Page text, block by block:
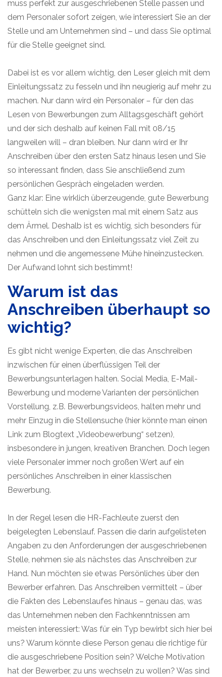
muss perfekt zur ausgeschriebenen Stelle passen und
dem Personaler sofort zeigen, wie interessiert Sie an der
Stelle und am Unternehmen sind – und dass Sie optimal
für die Stelle geeignet sind.
Dabei ist es vor allem wichtig, den Leser gleich mit dem
Einleitungssatz zu fesseln und ihn neugierig auf mehr zu
machen. Nur dann wird ein Personaler – für den das
Lesen von Bewerbungen zum Alltagsgeschäft gehört
und der sich deshalb auf keinen Fall mit 08/15
langweilen will – dran bleiben. Nur dann wird er Ihr
Anschreiben über den ersten Satz hinaus lesen und Sie
so interessant finden, dass Sie anschließend zum
persönlichen Gespräch eingeladen werden.
Ganz klar: Eine wirklich überzeugende, gute Bewerbung
schütteln sich die wenigsten mal mit einem Satz aus
dem Ärmel. Deshalb ist es wichtig, sich besonders für
das Anschreiben und den Einleitungssatz viel Zeit zu
nehmen und die angemessene Mühe hineinzustecken.
Der Aufwand lohnt sich bestimmt!
Warum ist das
Anschreiben überhaupt so
wichtig?
Es gibt nicht wenige Experten, die das Anschreiben
inzwischen für einen überflüssigen Teil der
Bewerbungsunterlagen halten. Social Media, E-Mail-
Bewerbung und moderne Varianten der persönlichen
Vorstellung, z.B. Bewerbungsvideos, halten mehr und
mehr Einzug in die Stellensuche (hier könnte man einen
Link zum Blogtext „Videobewerbung“ setzen),
insbesondere in jungen, kreativen Branchen. Doch legen
viele Personaler immer noch großen Wert auf ein
persönliches Anschreiben in einer klassischen
Bewerbung.
In der Regel lesen die HR-Fachleute zuerst den
beigelegten Lebenslauf. Passen die darin aufgelisteten
Angaben zu den Anforderungen der ausgeschriebenen
Stelle, nehmen sie als nächstes das Anschreiben zur
Hand. Nun möchten sie etwas Persönliches über den
Bewerber erfahren. Das Anschreiben vermittelt – über
die Fakten des Lebenslaufes hinaus – genau das, was
das Unternehmen neben den Fachkenntnissen am
meisten interessiert: Was für ein Typ bewirbt sich hier bei
uns? Warum könnte diese Person genau die richtige für
die ausgeschriebene Position sein? Welche Motivation
hat der Bewerber, zu uns wechseln zu wollen? Was sind